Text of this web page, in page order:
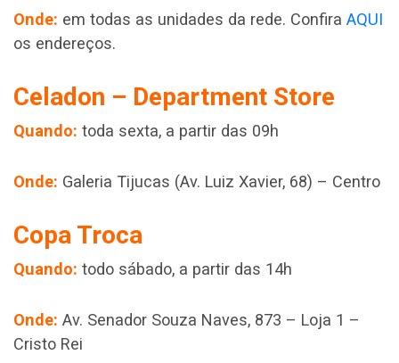
Onde: em todas as unidades da rede. Confira AQUI
os endereços.
Celadon – Department Store
Quando: toda sexta, a partir das 09h
Onde: Galeria Tijucas (Av. Luiz Xavier, 68) – Centro
Copa Troca
Quando: todo sábado, a partir das 14h
Onde: Av. Senador Souza Naves, 873 – Loja 1 –
Cristo Rei